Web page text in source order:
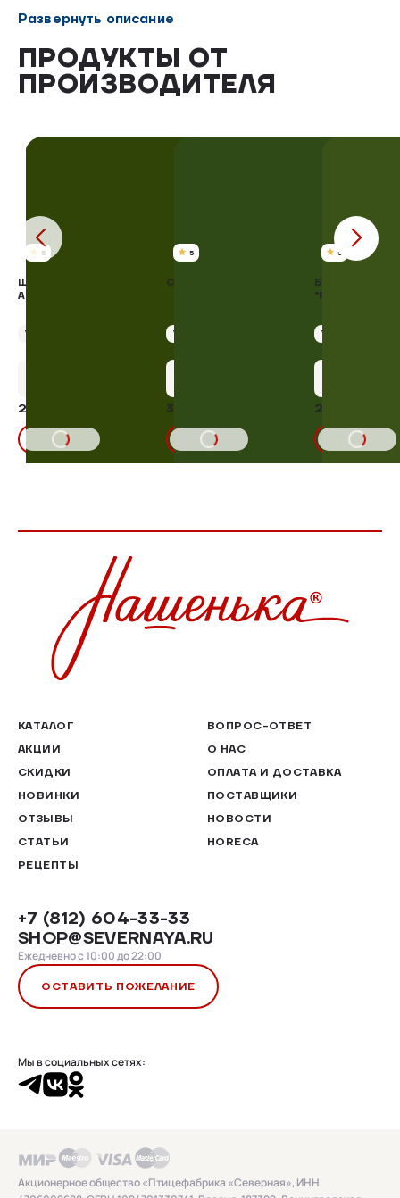
продукции — от простых сосисок до изысканных
деликатесов.
Развернуть описание
ПРОДУКТЫ ОТ
ПРОИЗВОДИТЕЛЯ
5
ШЕЙКА "ЦАРСКИЙ
АППЕТИТ" С/К
Упаковка 100 г
206,00 ₽
В КОРЗИНУ
5
СОСИСКИ "ПРЕМИУМ"
Упаковка 500 г
368,10 ₽
В КОРЗИНУ
5
БЕКОН
"РИНГА" 180 ГР
Упаковка 180 г
235,00 ₽
В КОРЗИНУ
КАТАЛОГ
АКЦИИ
СКИДКИ
НОВИНКИ
ОТЗЫВЫ
СТАТЬИ
РЕЦЕПТЫ
ВОПРОС-ОТВЕТ
О НАС
ОПЛАТА И ДОСТАВКА
ПОСТАВЩИКИ
НОВОСТИ
HORECA
Мы в социальных сетях:
+7 (812) 604-33-33
SHOP@SEVERNAYA.RU
Ежедневно с 10:00 до 22:00
ОСТАВИТЬ ПОЖЕЛАНИЕ
Акционерное общество «Птицефабрика «Северная», ИНН